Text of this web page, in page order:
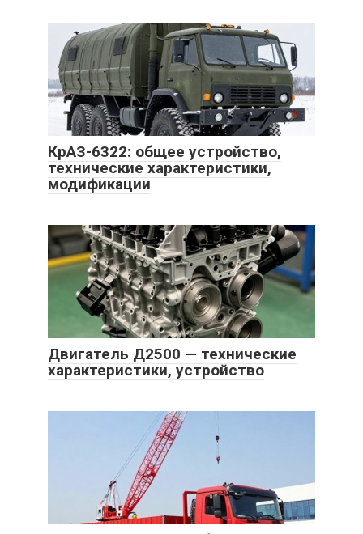
КрАЗ-6322: общее устройство,
технические характеристики,
модификации
Двигатель Д2500 — технические
характеристики, устройство